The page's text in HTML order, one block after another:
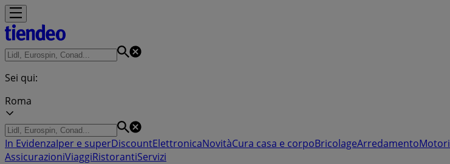
Sei qui:
Roma
In EvidenzaIper e superDiscountElettronicaNovitàCura casa e corpoBricolageArredamentoMotori
AssicurazioniViaggiRistorantiServizi